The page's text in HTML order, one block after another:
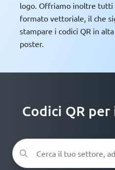
logo. Offriamo inoltre tutti
formato vettoriale, il che
stampare i codici QR in
poster.
Codici QR